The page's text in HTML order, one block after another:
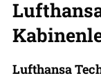
Lufthansa